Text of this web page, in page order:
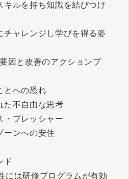
キルを持ち知識を結びつけ
チャレンジし学びを得る姿
因と改善のアクションプ
とへの恐れ
た不自由な思考
・プレッシャー
ーンへの安住
ド
には研修プログラムが有効